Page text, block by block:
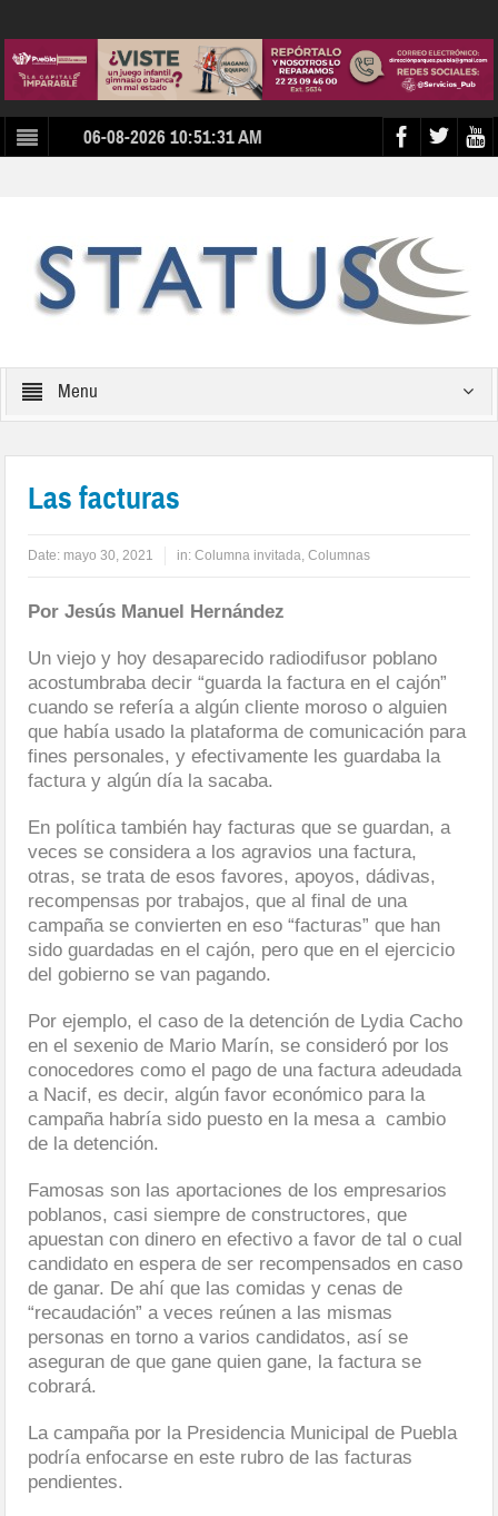
06-08-2026 10:51:31 AM
Menu
Las facturas
Date: mayo 30, 2021 in:Columna invitada,Columnas
Por Jesús Manuel Hernández
Un viejo y hoy desaparecido radiodifusor poblano
acostumbraba decir “guarda la factura en el cajón”
cuando se refería a algún cliente moroso o alguien
que había usado la plataforma de comunicación para
fines personales, y efectivamente les guardaba la
factura y algún día la sacaba.
En política también hay facturas que se guardan, a
veces se considera a los agravios una factura,
otras, se trata de esos favores, apoyos, dádivas,
recompensas por trabajos, que al final de una
campaña se convierten en eso “facturas” que han
sido guardadas en el cajón, pero que en el ejercicio
del gobierno se van pagando.
Por ejemplo, el caso de la detención de Lydia Cacho
en el sexenio de Mario Marín, se consideró por los
conocedores como el pago de una factura adeudada
a Nacif, es decir, algún favor económico para la
campaña habría sido puesto en la mesa a cambio
de la detención.
Famosas son las aportaciones de los empresarios
poblanos, casi siempre de constructores, que
apuestan con dinero en efectivo a favor de tal o cual
candidato en espera de ser recompensados en caso
de ganar. De ahí que las comidas y cenas de
“recaudación” a veces reúnen a las mismas
personas en torno a varios candidatos, así se
aseguran de que gane quien gane, la factura se
cobrará.
La campaña por la Presidencia Municipal de Puebla
podría enfocarse en este rubro de las facturas
pendientes.